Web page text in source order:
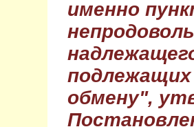
именно
обмену",